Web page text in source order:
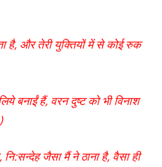
है, और तेरी युक्तियों में से कोई रुक
बनाईं हैं, वरन दुष्ट को भी विनाश
)
, नि:सन्देह जैसा मैं ने ठाना है, वैसा ही